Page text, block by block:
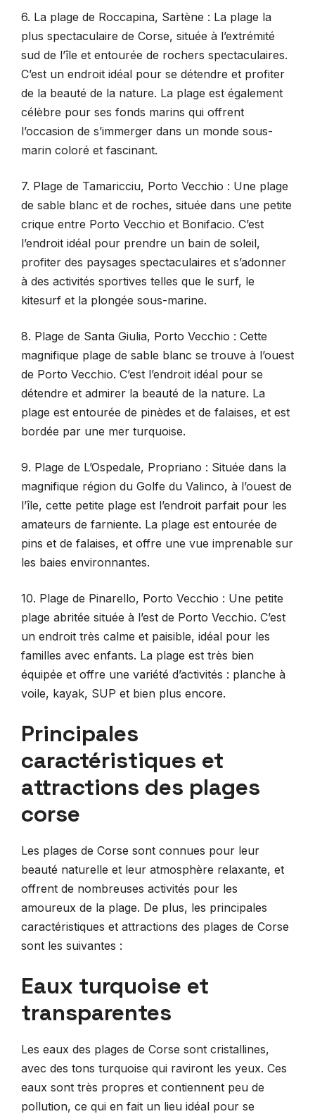
6. La plage de Roccapina, Sartène : La plage la
plus spectaculaire de Corse, située à l’extrémité
sud de l’île et entourée de rochers spectaculaires.
C’est un endroit idéal pour se détendre et profiter
de la beauté de la nature. La plage est également
célèbre pour ses fonds marins qui offrent
l’occasion de s’immerger dans un monde sous-
marin coloré et fascinant.
7. Plage de Tamaricciu, Porto Vecchio : Une plage
de sable blanc et de roches, située dans une petite
crique entre Porto Vecchio et Bonifacio. C’est
l’endroit idéal pour prendre un bain de soleil,
profiter des paysages spectaculaires et s’adonner
à des activités sportives telles que le surf, le
kitesurf et la plongée sous-marine.
8. Plage de Santa Giulia, Porto Vecchio : Cette
magnifique plage de sable blanc se trouve à l’ouest
de Porto Vecchio. C’est l’endroit idéal pour se
détendre et admirer la beauté de la nature. La
plage est entourée de pinèdes et de falaises, et est
bordée par une mer turquoise.
9. Plage de L’Ospedale, Propriano : Située dans la
magnifique région du Golfe du Valinco, à l’ouest de
l’île, cette petite plage est l’endroit parfait pour les
amateurs de farniente. La plage est entourée de
pins et de falaises, et offre une vue imprenable sur
les baies environnantes.
10. Plage de Pinarello, Porto Vecchio : Une petite
plage abritée située à l’est de Porto Vecchio. C’est
un endroit très calme et paisible, idéal pour les
familles avec enfants. La plage est très bien
équipée et offre une variété d’activités : planche à
voile, kayak, SUP et bien plus encore.
Principales
caractéristiques et
attractions des plages
corse
Les plages de Corse sont connues pour leur
beauté naturelle et leur atmosphère relaxante, et
offrent de nombreuses activités pour les
amoureux de la plage. De plus, les principales
caractéristiques et attractions des plages de Corse
sont les suivantes :
Eaux turquoise et
transparentes
Les eaux des plages de Corse sont cristallines,
avec des tons turquoise qui raviront les yeux. Ces
eaux sont très propres et contiennent peu de
pollution, ce qui en fait un lieu idéal pour se